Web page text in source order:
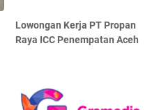
Lowongan Kerja PT Propan
Raya ICC Penempatan Aceh